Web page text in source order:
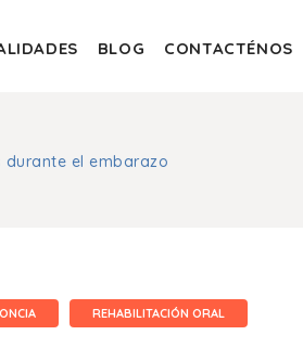
BLOG CONTACTÉNOS
durante el embarazo
REHABILITACIÓN ORAL